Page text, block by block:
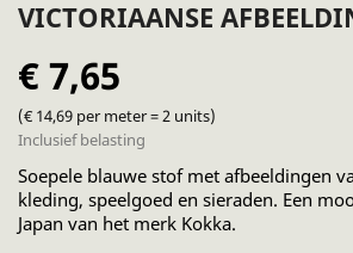
VICTORIAANSE
€ 7,65
(€ 14,69 per meter = 2 units)
Inclusief belasting
Soepele blauwe stof met afbeeldingen
kleding, speelgoed en sieraden. Een
Japan van het merk Kokka.